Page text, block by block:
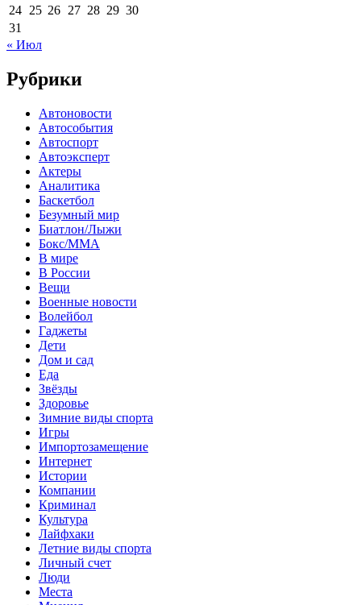
24 25 26 27 28 29 30
31
« Июл
Рубрики
Автоновости
Автособытия
Автоспорт
Автоэксперт
Актеры
Аналитика
Баскетбол
Безумный мир
Биатлон/Лыжи
Бокс/MMA
В мире
В России
Вещи
Военные новости
Волейбол
Гаджеты
Дети
Дом и сад
Еда
Звёзды
Здоровье
Зимние виды спорта
Игры
Импортозамещение
Интернет
Истории
Компании
Криминал
Культура
Лайфхаки
Летние виды спорта
Личный счет
Люди
Места